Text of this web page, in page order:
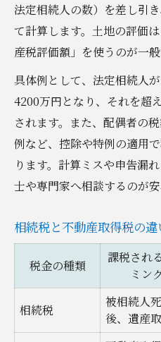
法定相続人の数）を差し引
て計算します。土地の評価
産税評価額」を使うのが一般
具体例として、法定相続人
4200万円となり、それを超
されます。また、配偶者の
例など、控除や特例の適用
ります。計算ミスや申告漏
士や専門家へ相談するのが安
相続税と不動産取得税の
税金の種類
課税され
ミン
相続税
被相続人
後、遺産